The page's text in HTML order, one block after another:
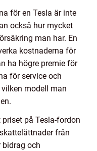
för en Tesla är inte
också hur mycket
man har. En
kostnaderna för
ha högre premie för
för service och
modell man
på Tesla-fordon
från
bidrag och